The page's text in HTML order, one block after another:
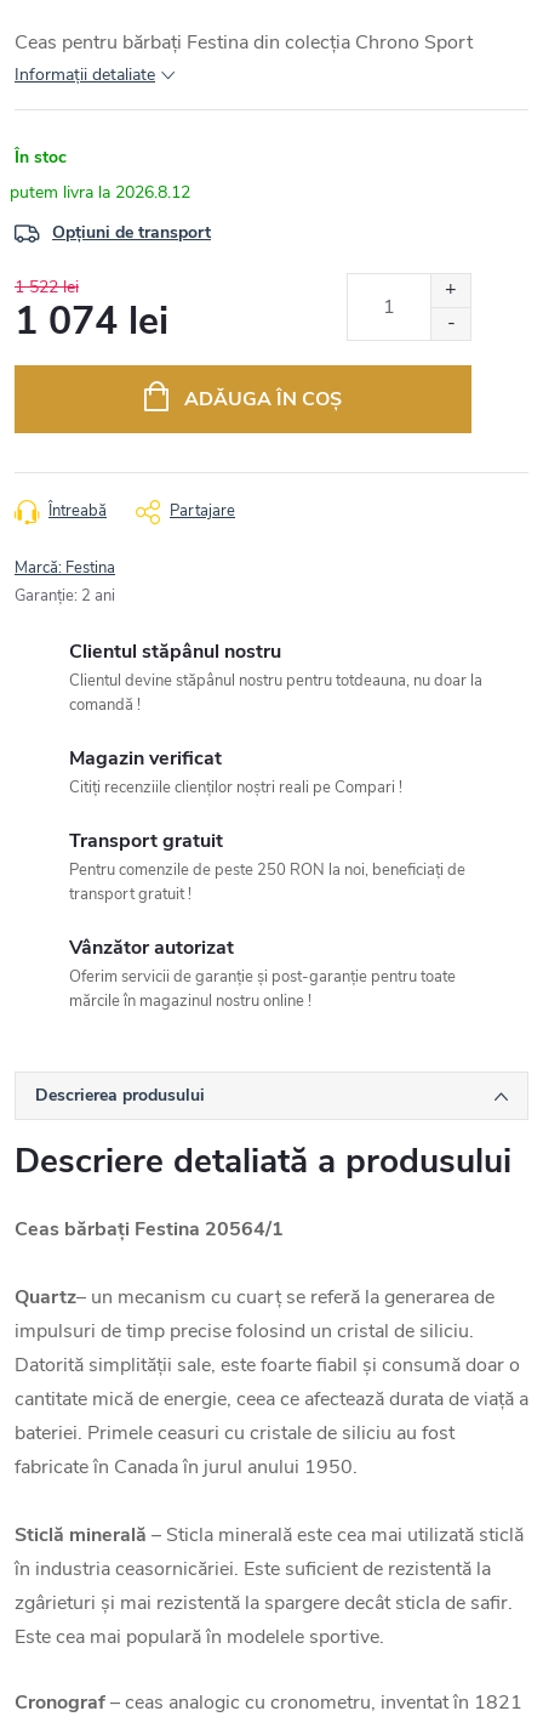
Ceas pentru bărbați Festina din colecția Chrono Sport
Informaţii detaliate
În stoc
2026.8.12
Opțiuni de transport
1 522 lei
1 074 lei
ADĂUGA ÎN COŞ
Întreabă Partajare
Marcă: Festina
Garanţie: 2 ani
Clientul stăpânul nostru
Clientul devine stăpânul nostru pentru totdeauna, nu doar la
comandă !
Magazin verificat
Citiți recenziile clienților noștri reali pe Compari !
Transport gratuit
Pentru comenzile de peste 250 RON la noi, beneficiați de
transport gratuit !
Vânzător autorizat
Oferim servicii de garanție și post-garanție pentru toate
mărcile în magazinul nostru online !
Descrierea produsului
Descriere detaliată a produsului
Ceas bărbați Festina 20564/1
Quartz– un mecanism cu cuarț se referă la generarea de
impulsuri de timp precise folosind un cristal de siliciu.
Datorită simplității sale, este foarte fiabil și consumă doar o
cantitate mică de energie, ceea ce afectează durata de viață a
bateriei. Primele ceasuri cu cristale de siliciu au fost
fabricate în Canada în jurul anului 1950.
Sticlă minerală – Sticla minerală este cea mai utilizată sticlă
în industria ceasornicăriei. Este suficient de rezistentă la
zgârieturi și mai rezistentă la spargere decât sticla de safir.
Este cea mai populară în modelele sportive.
Cronograf– ceas analogic cu cronometru, inventat în 1821